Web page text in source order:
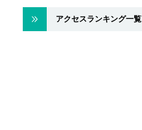
アクセスランキング一覧